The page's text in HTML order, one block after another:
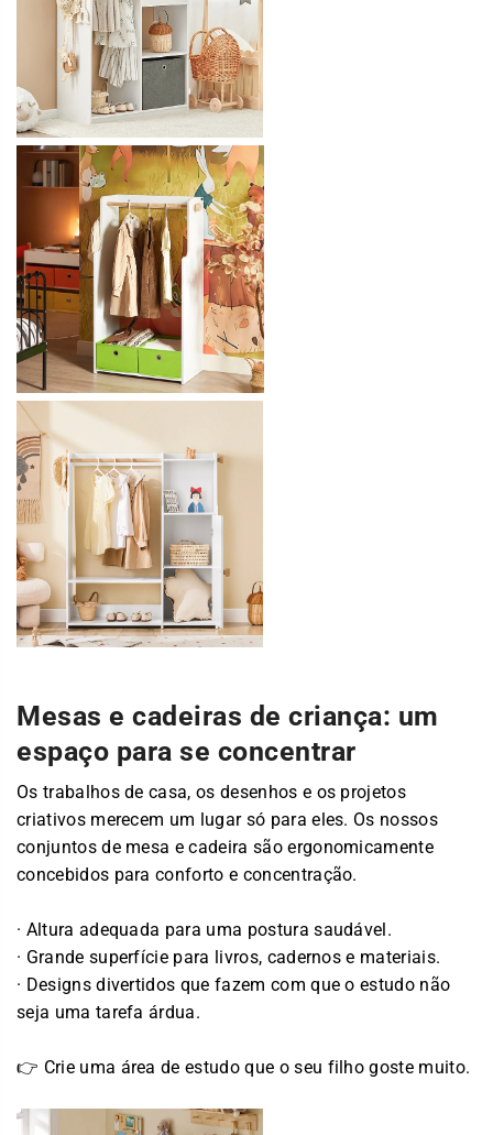
Mesas e cadeiras de criança: um
espaço para se concentrar
Os trabalhos de casa, os desenhos e os projetos
criativos merecem um lugar só para eles. Os nossos
conjuntos de mesa e cadeira são ergonomicamente
concebidos para conforto e concentração.
· Altura adequada para uma postura saudável.
· Grande superfície para livros, cadernos e materiais.
· Designs divertidos que fazem com que o estudo não
seja uma tarefa árdua.
👉 Crie uma área de estudo que o seu filho goste muito.